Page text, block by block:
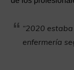
“2020
enfermería